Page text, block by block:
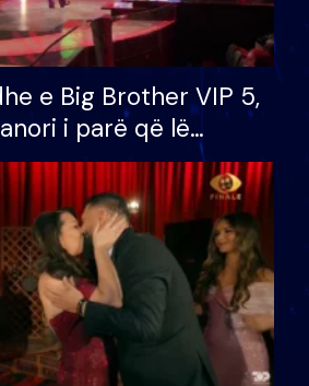
e Big Brother VIP 5,
i parë që lë
humb mundësinë për
e madh